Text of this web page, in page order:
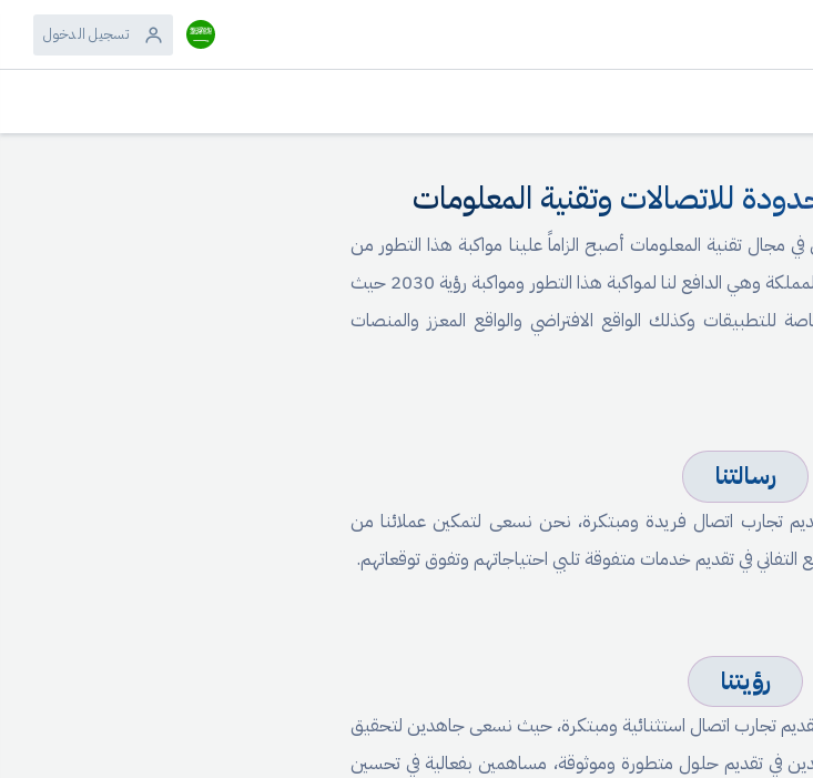
تسجيل الدخول
للاتصالات وتقنية المعلومات
مجال تقنية المعلومات أصبح الزاماً علينا مواكبة هذا التطور من
خلال الثقة الغالية التي حصلنا عليها من عملائنا وشركائنا داخل المملكة وخارج المملكة وهي الدافع لنا لمواكبة هذا التطور ومواكبة رؤية 2030 حيث
للتطبيقات وكذلك الواقع الافتراضي والواقع المعزز والمنصات
رسالتنا
تجارب اتصال فريدة ومبتكرة، نحن نسعى لتمكين عملائنا من
في تقديم خدمات متفوقة تلبي احتياجاتهم وتفوق توقعاتهم.
رؤيتنا
تقديم تجارب اتصال استثنائية ومبتكرة، حيث نسعى جاهدين لتحقيق
في تقديم حلول متطورة وموثوقة، مساهمين بفعالية في تحسين